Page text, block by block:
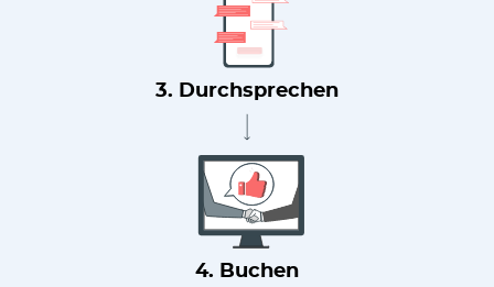
3. Durchsprechen
4. Buchen